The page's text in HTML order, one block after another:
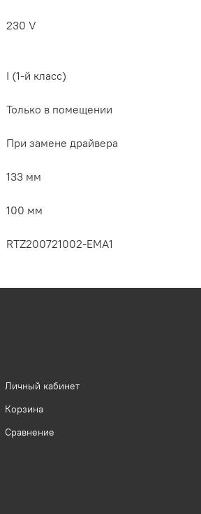
230 V
I (1-й класс)
Только в помещении
При замене драйвера
133 мм
100 мм
RTZ200721002-EMA1
Личный кабинет
Корзина
Сравнение